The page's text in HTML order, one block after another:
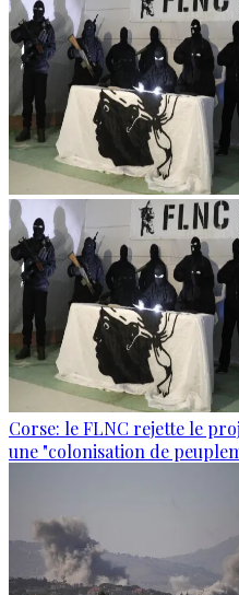
Corse: le FLNC rejette le
une "colonisation de